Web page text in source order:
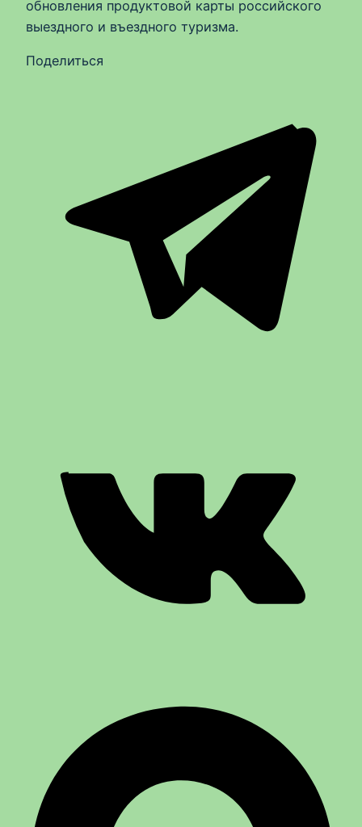
обновления продуктовой карты российского
выездного и въездного туризма.
Поделиться